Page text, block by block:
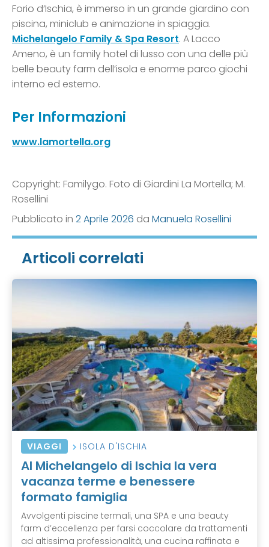
Forio d’Ischia, è immerso in un grande giardino con
piscina, miniclub e animazione in spiaggia.
Michelangelo Family & Spa Resort. A Lacco
Ameno, è un family hotel di lusso con una delle più
belle beauty farm dell’isola e enorme parco giochi
interno ed esterno.
Per Informazioni
www.lamortella.org
Copyright: Familygo. Foto di Giardini La Mortella; M.
Rosellini
Pubblicato in 2 Aprile 2026 da Manuela Rosellini
Articoli correlati
VIAGGI ISOLA D'ISCHIA
Al Michelangelo di Ischia la vera
vacanza terme e benessere
formato famiglia
Avvolgenti piscine termali, una SPA e una beauty
farm d’eccellenza per farsi coccolare da trattamenti
ad altissima professionalità, una cucina raffinata e